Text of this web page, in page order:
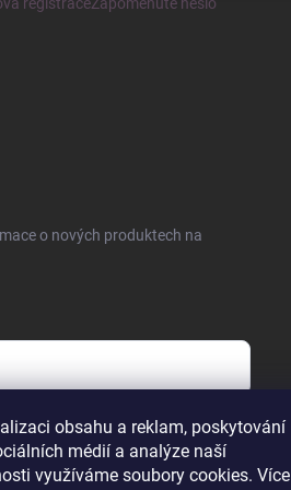
obsahu a reklam, poskytování
médií a analýze naší
využíváme soubory cookies. Více
o nových produktech na
osobních údajů